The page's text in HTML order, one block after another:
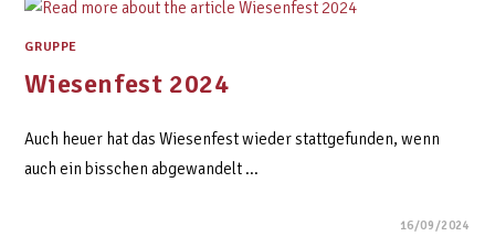
GRUPPE
Wiesenfest 2024
Auch heuer hat das Wiesenfest wieder stattgefunden, wenn
auch ein bisschen abgewandelt ...
16/09/2024